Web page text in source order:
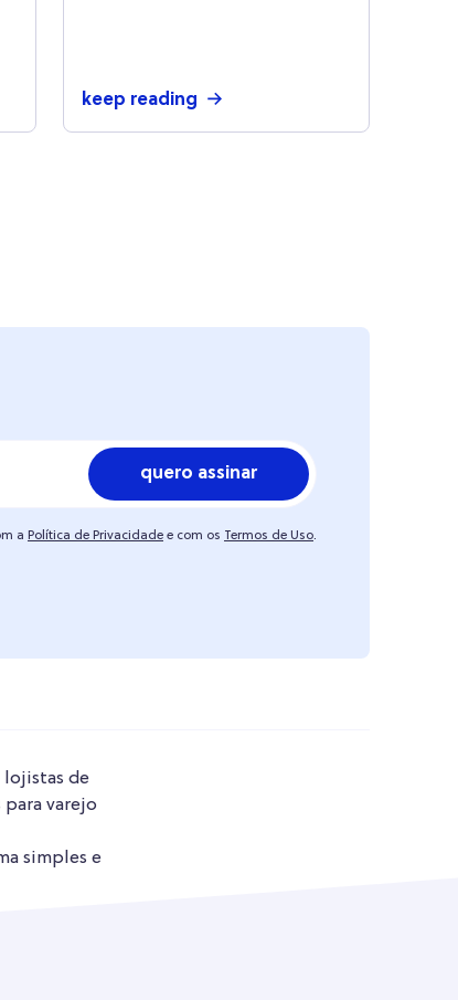
keep reading
quero assinar
a Política de Privacidade e com os Termos de Uso.
de
para varejo
simples e